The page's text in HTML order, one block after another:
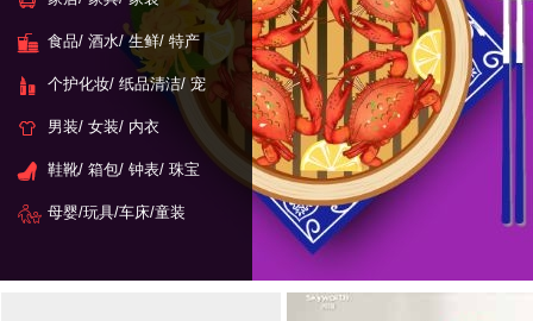
食品/ 酒水/ 生鲜/ 特产
个护化妆/ 纸品清洁/ 宠
男装/ 女装/ 内衣
鞋靴/ 箱包/ 钟表/ 珠宝
母婴/玩具/车床/童装